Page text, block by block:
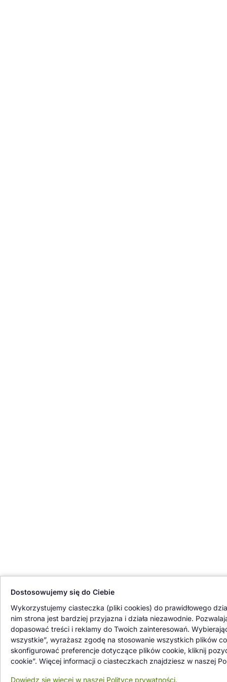
Dostosowujemy się do Ciebie
Wykorzystujemy ciasteczka (pliki cookies) do prawidłowego
nim strona jest bardziej przyjazna i działa niezawodnie.
dopasować treści i reklamy do Twoich zainteresowań.
wszystkie”, wyrażasz zgodę na stosowanie wszystkich plików
skonfigurować preferencje dotyczące plików cookie, kliknij
cookie”. Więcej informacji o ciasteczkach znajdziesz w naszej
Dowiedz się więcej w naszej Polityce prywatności.